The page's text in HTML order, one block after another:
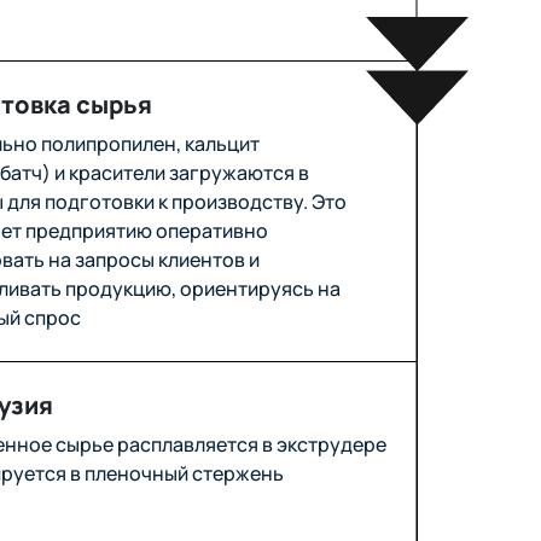
сырья
полипропилен, кальцит
и красители загружаются в
подготовки к производству. Это
предприятию оперативно
на запросы клиентов и
продукцию, ориентируясь на
спрос
сырье расплавляется в экструдере
в пленочный стержень